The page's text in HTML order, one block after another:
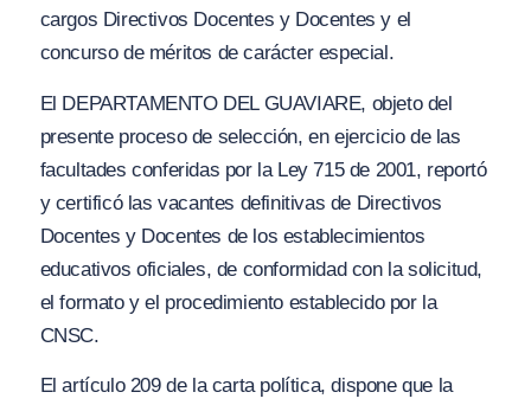
cargos Directivos Docentes y Docentes y el
concurso de méritos de carácter especial.
El DEPARTAMENTO DEL GUAVIARE, objeto del
presente proceso de selección, en ejercicio de las
facultades conferidas por la Ley 715 de 2001, reportó
y certificó las vacantes definitivas de Directivos
Docentes y Docentes de los establecimientos
educativos oficiales, de conformidad con la solicitud,
el formato y el procedimiento establecido por la
CNSC.
El artículo 209 de la carta política, dispone que la